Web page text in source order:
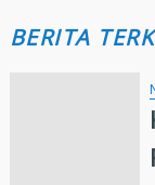
BERITA